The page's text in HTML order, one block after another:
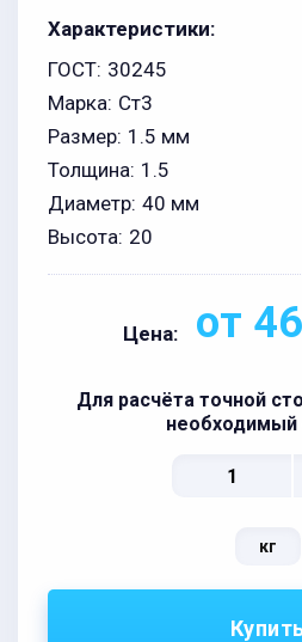
Характеристики:
ГОСТ: 30245
Марка: Ст3
Размер: 1.5 мм
Толщина: 1.5
Диаметр: 40 мм
Высота: 20
Цена: от
Для расчёта точной
кг